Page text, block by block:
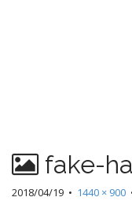
fake-
2018/04/19 • 1440 × 900